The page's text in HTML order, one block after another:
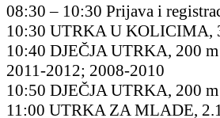
08:30 – 10:30 Prijava i
10:30 UTRKA U KOLICIMA,
10:40 DJEČJA UTRKA, 200
2011-2012; 2008-2010
10:50 DJEČJA UTRKA, 200 m
11:00 UTRKA ZA MLADE,